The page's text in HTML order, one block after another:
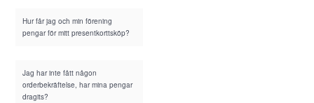
Hur får jag och min förening
pengar för mitt presentkorttsköp?
Jag har inte fått någon
orderbekräftelse, har mina pengar
dragits?